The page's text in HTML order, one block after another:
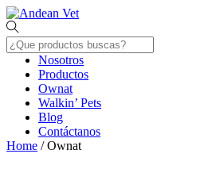
Skip
to
content
Menu
Nosotros
Productos
Ownat
Walkin’ Pets
Blog
Contáctanos
Close
Home / Ownat